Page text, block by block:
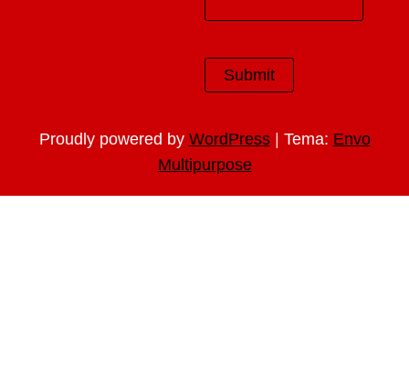
Proudly powered by WordPress | Tema: Envo
Multipurpose